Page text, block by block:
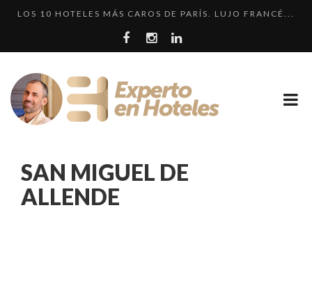
LOS 10 HOTELES MÁS CAROS DE PARÍS. LUJO FRANCÉ...
CRÍTICA • RENAISSANCE SÃO PAULO: DOS HOTELES E...
LLEGA EL HOTEL W PLAYA DEL CARMEN. ¿CUÁNDO SER...
¿CUÁL ES LA DIFERENCIA HAY ENTRE HOTEL, HOSTEL...
SAN MIGUEL DE
ALLENDE